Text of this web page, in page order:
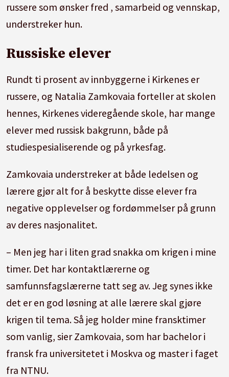
russere som ønsker fred , samarbeid og vennskap,
understreker hun.
Russiske elever
Rundt ti prosent av innbyggerne i Kirkenes er
russere, og Natalia Zamkovaia forteller at skolen
hennes, Kirkenes videregående skole, har mange
elever med russisk bakgrunn, både på
studiespesialiserende og på yrkesfag.
Zamkovaia understreker at både ledelsen og
lærere gjør alt for å beskytte disse elever fra
negative opplevelser og fordømmelser på grunn
av deres nasjonalitet.
– Men jeg har i liten grad snakka om krigen i mine
timer. Det har kontaktlærerne og
samfunnsfagslærerne tatt seg av. Jeg synes ikke
det er en god løsning at alle lærere skal gjøre
krigen til tema. Så jeg holder mine fransktimer
som vanlig, sier Zamkovaia, som har bachelor i
fransk fra universitetet i Moskva og master i faget
fra NTNU.